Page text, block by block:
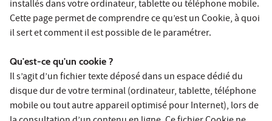
installés dans votre ordinateur, tablette ou téléphone mobile.
Cette page permet de comprendre ce qu’est un Cookie, à quoi
il sert et comment il est possible de le paramétrer.
Qu'est-ce qu'un cookie ?
Il s’agit d’un fichier texte déposé dans un espace dédié du
disque dur de votre terminal (ordinateur, tablette, téléphone
mobile ou tout autre appareil optimisé pour Internet), lors de